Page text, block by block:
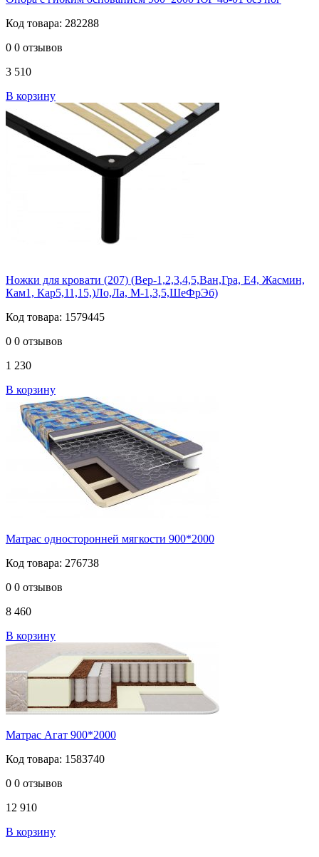
Код товара: 282288
0 0 отзывов
3 510
В корзину
Ножки для кровати (207) (Вер-1,2,3,4,5,Ван,Гра, Е4, Жасмин,
Кам1, Кар5,11,15,)Ло,Ла, М-1,3,5,ШеФрЭб)
Код товара: 1579445
0 0 отзывов
1 230
В корзину
Матрас односторонней мягкости 900*2000
Код товара: 276738
0 0 отзывов
8 460
В корзину
Матрас Агат 900*2000
Код товара: 1583740
0 0 отзывов
12 910
В корзину